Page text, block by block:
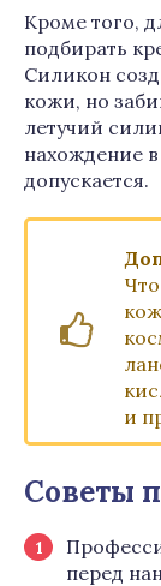
Кроме того,
подбирать
Силикон
кожи, но
летучий
нахождение
допускается.
и
Советы
перед